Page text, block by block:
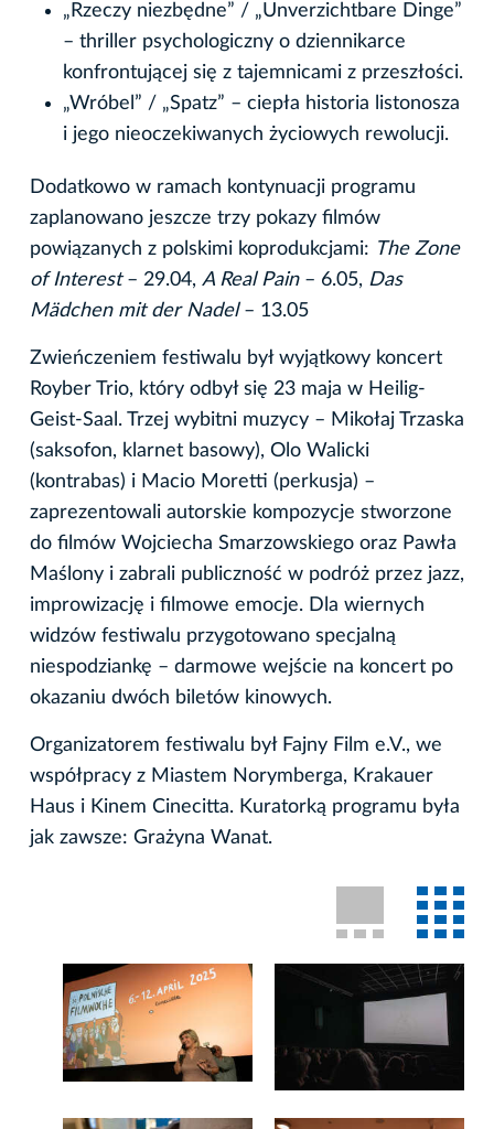
„Rzeczy niezbędne” / „Unverzichtbare Dinge”
– thriller psychologiczny o dziennikarce
konfrontującej się z tajemnicami z przeszłości.
„Wróbel” / „Spatz” – ciepła historia listonosza
i jego nieoczekiwanych życiowych rewolucji.
Dodatkowo w ramach kontynuacji programu
zaplanowano jeszcze trzy pokazy filmów
powiązanych z polskimi koprodukcjami: The Zone
of Interest– 29.04, A Real Pain – 6.05, Das
Mädchen mit der Nadel – 13.05
Zwieńczeniem festiwalu był wyjątkowy koncert
Royber Trio, który odbył się 23 maja w Heilig-
Geist-Saal. Trzej wybitni muzycy – Mikołaj Trzaska
(saksofon, klarnet basowy), Olo Walicki
(kontrabas) i Macio Moretti (perkusja) –
zaprezentowali autorskie kompozycje stworzone
do filmów Wojciecha Smarzowskiego oraz Pawła
Maślony i zabrali publiczność w podróż przez jazz,
improwizację i filmowe emocje. Dla wiernych
widzów festiwalu przygotowano specjalną
niespodziankę – darmowe wejście na koncert po
okazaniu dwóch biletów kinowych.
Organizatorem festiwalu był Fajny Film e.V., we
współpracy z Miastem Norymberga, Krakauer
Haus i Kinem Cinecitta. Kuratorką programu była
jak zawsze: Grażyna Wanat.